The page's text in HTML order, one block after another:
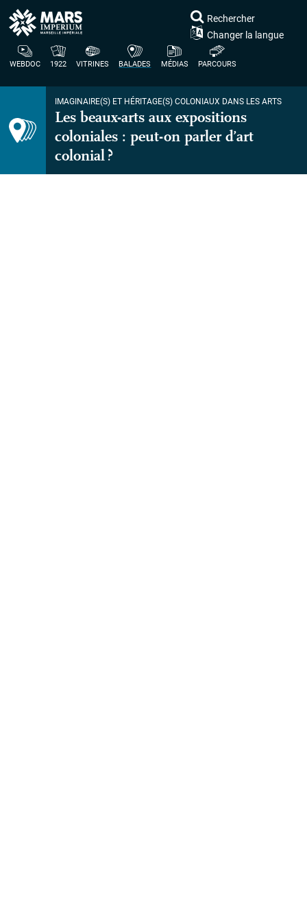
WEBDOC 1922 VITRINES BALADES MÉDIAS PARCOURS
Rechercher
Changer la langue
IMAGINAIRE(S) ET HÉRITAGE(S) COLONIAUX DANS LES ARTS
Les beaux-arts aux expositions
coloniales : peut-on parler d’art
colonial?